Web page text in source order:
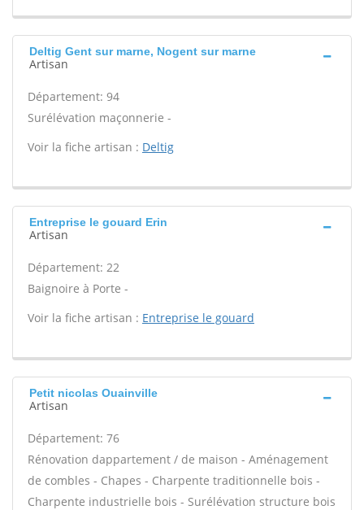
Deltig Gent sur marne, Nogent sur marne
Artisan
Département: 94
Surélévation maçonnerie -
Voir la fiche artisan : Deltig
Entreprise le gouard Erin
Artisan
Département: 22
Baignoire à Porte -
Voir la fiche artisan : Entreprise le gouard
Petit nicolas Ouainville
Artisan
Département: 76
Rénovation dappartement / de maison - Aménagement
de combles - Chapes - Charpente traditionnelle bois -
Charpente industrielle bois - Surélévation structure bois